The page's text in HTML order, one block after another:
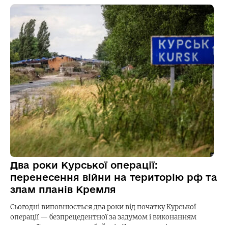
Два роки Курської операції:
перенесення війни на територію рф та
злам планів Кремля
Сьогодні виповнюється два роки від початку Курської
операції — безпрецедентної за задумом і виконанням